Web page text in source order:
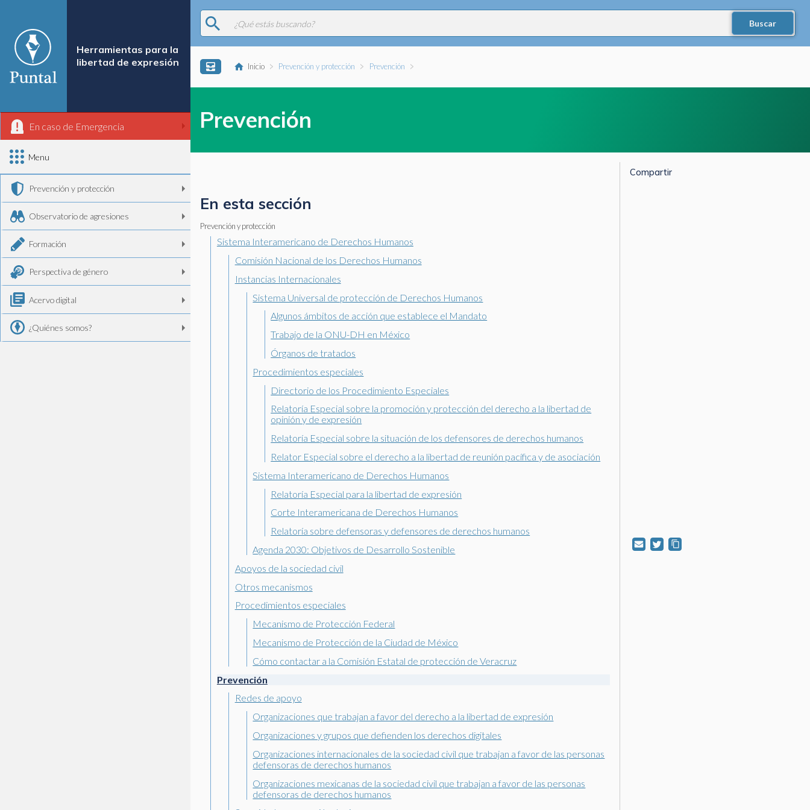
Herramientas para la
libertad de expresión
En caso de Emergencia
Menu
Prevención y protección
Observatorio de agresiones
Formación
Perspectiva de género
Acervo digital
¿Quiénes somos?
Inicio Prevención y protección Prevención
Prevención
En esta sección
Prevención y protección
Sistema Interamericano de Derechos Humanos
Comisión Nacional de los Derechos Humanos
Instancias Internacionales
Sistema Universal de protección de Derechos Humanos
Algunos ámbitos de acción que establece el Mandato
Trabajo de la ONU-DH en México
Órganos de tratados
Procedimientos especiales
Directorio de los Procedimiento Especiales
Relatoría Especial sobre la promoción y protección del derecho a la libertad de
opinión y de expresión
Relatoría Especial sobre la situación de los defensores de derechos humanos
Relator Especial sobre el derecho a la libertad de reunión pacífica y de asociación
Sistema Interamericano de Derechos Humanos
Relatoría Especial para la libertad de expresión
Corte Interamericana de Derechos Humanos
Relatoría sobre defensoras y defensores de derechos humanos
Agenda 2030: Objetivos de Desarrollo Sostenible
Apoyos de la sociedad civil
Otros mecanismos
Procedimientos especiales
Mecanismo de Protección Federal
Mecanismo de Protección de la Ciudad de México
Cómo contactar a la Comisión Estatal de protección de Veracruz
Prevención
Redes de apoyo
Organizaciones que trabajan a favor del derecho a la libertad de expresión
Organizaciones y grupos que defienden los derechos digitales
Organizaciones internacionales de la sociedad civil que trabajan a favor de las personas
defensoras de derechos humanos
Organizaciones mexicanas de la sociedad civil que trabajan a favor de las personas
defensoras de derechos humanos
Compartir